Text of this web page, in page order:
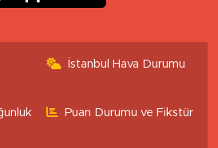
İstanbul Hava Durumu
Puan Durumu ve Fikstür